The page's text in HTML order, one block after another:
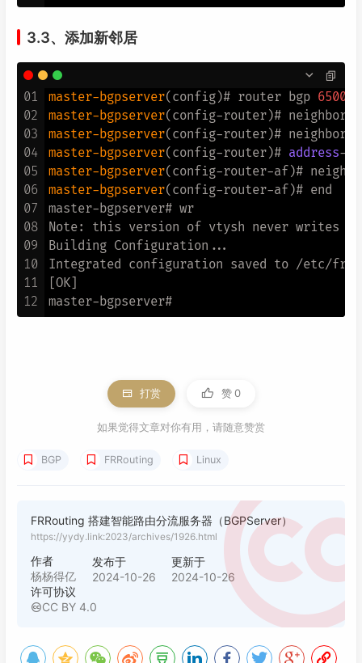
3.3、添加新邻居
01
02
03
04
05
06
07
08
09
10
11
12
master-bgpserver(config)# router bgp 65000
master-bgpserver(config-router)# neighbor
master-bgpserver(config-router)# neighbor
master-bgpserver(config-router)# address
master-bgpserver(config-router-af)#
master-bgpserver(config-router-af)# end
master-bgpserver# wr
Note: this version of vtysh never writes
Building Configuration...
Integrated configuration saved to /etc/
[OK]
打赏 赞 0
如果觉得文章对你有用，请随意赞赏
BGP FRRouting Linux
FRRouting 搭建智能路由分流服务器（BGPServer）
https://yydy.link:2023/archives/1926.html
作者
杨杨得亿
发布于
2024-10-26
更新于
2024-10-26
许可协议
CC BY 4.0